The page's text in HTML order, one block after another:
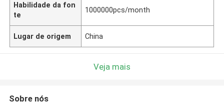
Habilidade da fon
te
1000000pcs/month
Lugar de origem China
Veja mais
Sobre nós